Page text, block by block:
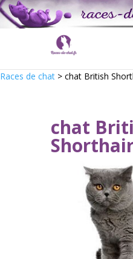
Races de chat > chat British
chat